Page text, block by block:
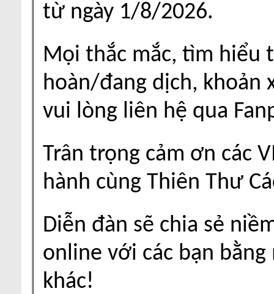
từ ngày 1/8/2026.
Mọi thắc mắc, tìm hiểu
hoàn/đang dịch, khoản
vui lòng liên hệ qua
Trân trọng cảm ơn các
hành cùng Thiên Thư
Diễn đàn sẽ chia sẻ
online với các bạn
khác!